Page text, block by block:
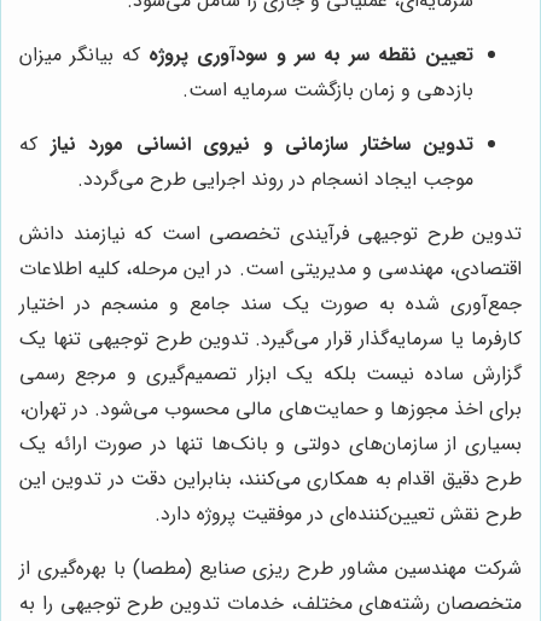
تعیین نقطه سر به سر و سودآوری پروژه که بیانگر میزان
بازدهی و زمان بازگشت سرمایه است.
تدوین ساختار سازمانی و نیروی انسانی مورد نیاز که
موجب ایجاد انسجام در روند اجرایی طرح می‌گردد.
تدوین طرح توجیهی فرآیندی تخصصی است که نیازمند دانش
اقتصادی، مهندسی و مدیریتی است. در این مرحله، کلیه اطلاعات
جمع‌آوری شده به صورت یک سند جامع و منسجم در اختیار
کارفرما یا سرمایه‌گذار قرار می‌گیرد. تدوین طرح توجیهی تنها یک
گزارش ساده نیست بلکه یک ابزار تصمیم‌گیری و مرجع رسمی
برای اخذ مجوزها و حمایت‌های مالی محسوب می‌شود. در تهران،
بسیاری از سازمان‌های دولتی و بانک‌ها تنها در صورت ارائه یک
طرح دقیق اقدام به همکاری می‌کنند، بنابراین دقت در تدوین این
طرح نقش تعیین‌کننده‌ای در موفقیت پروژه دارد.
شرکت مهندسین مشاور طرح ریزی صنایع (مطصا) با بهره‌گیری از
متخصصان رشته‌های مختلف، خدمات تدوین طرح توجیهی را به